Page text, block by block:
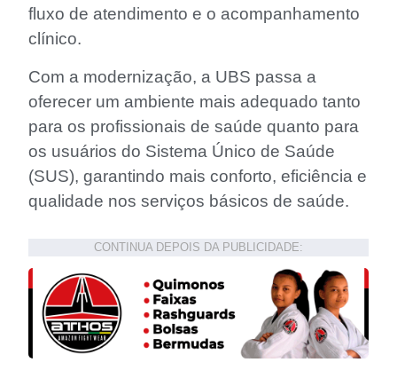
fluxo de atendimento e o acompanhamento
clínico.
Com a modernização, a UBS passa a
oferecer um ambiente mais adequado tanto
para os profissionais de saúde quanto para
os usuários do Sistema Único de Saúde
(SUS), garantindo mais conforto, eficiência e
qualidade nos serviços básicos de saúde.
CONTINUA DEPOIS DA PUBLICIDADE: